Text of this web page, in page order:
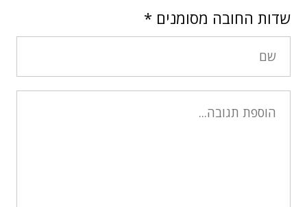
שדות החובה מסומנים *